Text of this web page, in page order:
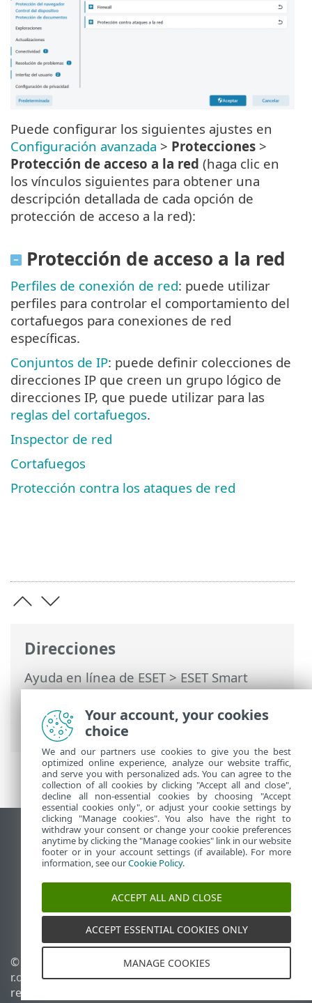
Direcciones
Ayuda en línea de ESET>ESET Smart
Security Premium>Configuración
avanzada
>Protecciones > Protección de
acceso a la red
Puede configurar los siguientes ajustes en
Configuración avanzada > Protecciones >
Protección de acceso a la red (haga clic en
los vínculos siguientes para obtener una
descripción detallada de cada opción de
protección de acceso a la red):
Protección de acceso a la red
Perfiles de conexión de red: puede utilizar
perfiles para controlar el comportamiento del
cortafuegos para conexiones de red
específicas.
Conjuntos de IP: puede definir colecciones de
direcciones IP que creen un grupo lógico de
direcciones IP, que puede utilizar para las
reglas del cortafuegos.
Inspector de red
Cortafuegos
Protección contra los ataques de red
Ver sitio para ordenador
End of Life
Base de conocimiento de ESET
Foro de ESET
ESET Status Portal
Soporte técnico regional
© 1992 - 2026 ESET, spol. s
r.o. Todos los derechos
reservados.
Administrar cookies
Política de cookies
Your account, your cookies
choice
We and our partners use cookies to give you the best
optimized online experience, analyze our website traffic,
and serve you with personalized ads. You can agree to the
collection of all cookies by clicking "Accept all and close",
decline all non-essential cookies by choosing "Accept
essential cookies only", or adjust your cookie settings by
clicking "Manage cookies". You also have the right to
withdraw your consent or change your cookie preferences
anytime by clicking the "Manage cookies" link in our website
footer or in your account settings (if available). For more
information, see ourCookie Policy.
ACCEPT ALL AND CLOSE
ACCEPT ESSENTIAL COOKIES ONLY
MANAGE COOKIES